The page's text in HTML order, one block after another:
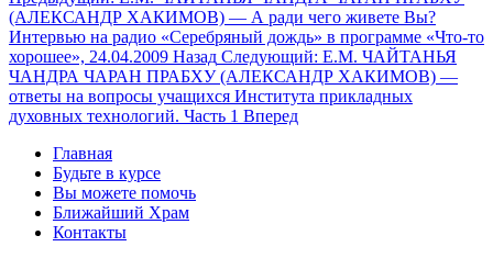
(АЛЕКСАНДР ХАКИМОВ) — А ради чего живете Вы?
Интервью на радио «Серебряный дождь» в программе «Что-то
хорошее», 24.04.2009 Назад Следующий: Е.М. ЧАЙТАНЬЯ
ЧАНДРА ЧАРАН ПРАБХУ (АЛЕКСАНДР ХАКИМОВ) —
ответы на вопросы учащихся Института прикладных
духовных технологий. Часть 1 Вперед
Главная
Будьте в курсе
Вы можете помочь
Ближайший Храм
Контакты